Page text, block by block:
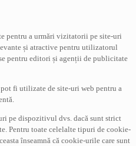
pentru a urmări vizitatorii pe site-uri
și atractive pentru utilizatorul
pentru editori și agenții de publicitate
fi utilizate de site-uri web pentru a
pe dispozitivul dvs. dacă sunt strict
Pentru toate celelalte tipuri de cookie-
înseamnă că cookie-urile care sunt